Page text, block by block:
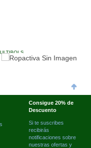
...
€
Consigue 20% de
Descuento
Si te suscribes
recibirás
notificaciones sobre
nuestras ofertas y